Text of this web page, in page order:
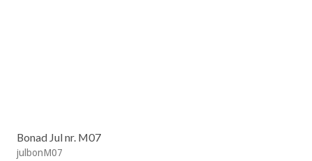
Bonad Jul nr. M07
julbonM07